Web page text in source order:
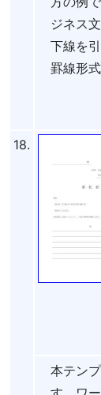
ジネス
下線を
罫線形
18.
本テン